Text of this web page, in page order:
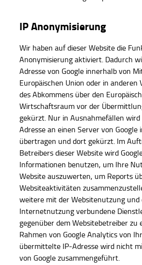
IP Anonymisierung
Wir haben auf dieser Website die
Anonymisierung aktiviert. Dadurch
Adresse von Google innerhalb von
Europäischen Union oder in anderen
des Abkommens über den
Wirtschaftsraum vor der
gekürzt. Nur in Ausnahmefällen
Adresse an einen Server von Google
übertragen und dort gekürzt. Im
Betreibers dieser Website wird
Informationen benutzen, um Ihre
Website auszuwerten, um Reports
Websiteaktivitäten
weitere mit der Websitenutzung und
Internetnutzung verbundene
gegenüber dem Websitebetreiber zu
Rahmen von Google Analytics von
übermittelte IP-Adresse wird nicht
von Google zusammengeführt.